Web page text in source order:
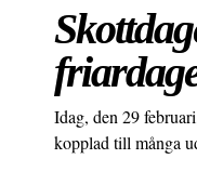
Idag, den 29
kopplad till många